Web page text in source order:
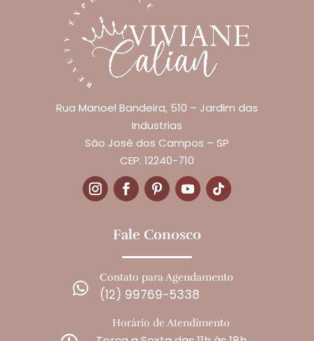
Rua Manoel Bandeira, 510 – Jardim das
Industrias
São José dos Campos – SP
CEP: 12240-710
Fale Conosco

Contato para Agendamento
(12) 99769-5338
Horário de Atendimento